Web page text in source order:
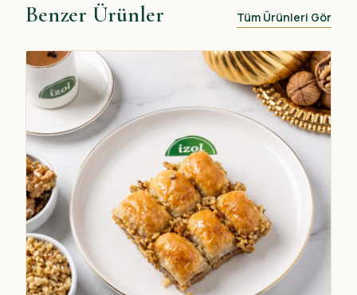
Benzer Ürünler Tüm Ürünleri Gör